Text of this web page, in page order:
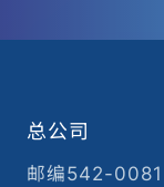
总公司
邮编542-0081